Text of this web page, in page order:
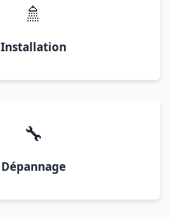
🚿
Installation
🔧
Dépannage